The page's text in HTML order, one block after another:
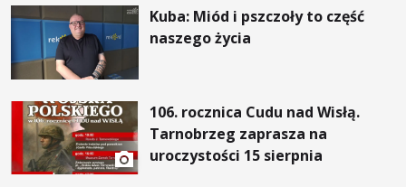
Kuba: Miód i pszczoły to część
naszego życia
106. rocznica Cudu nad Wisłą.
Tarnobrzeg zaprasza na
uroczystości 15 sierpnia